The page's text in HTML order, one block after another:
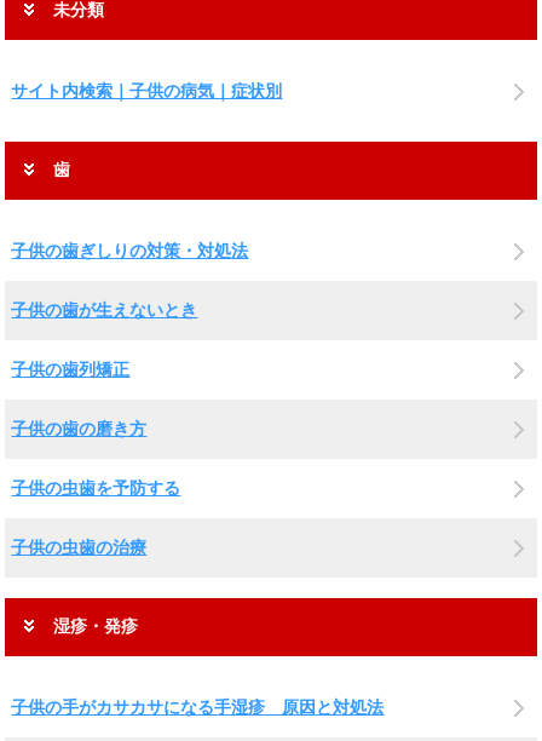
未分類
サイト内検索｜子供の病気｜症状別
歯
子供の歯ぎしりの対策・対処法
子供の歯が生えないとき
子供の歯列矯正
子供の歯の磨き方
子供の虫歯を予防する
子供の虫歯の治療
湿疹・発疹
子供の手がカサカサになる手湿疹 原因と対処法